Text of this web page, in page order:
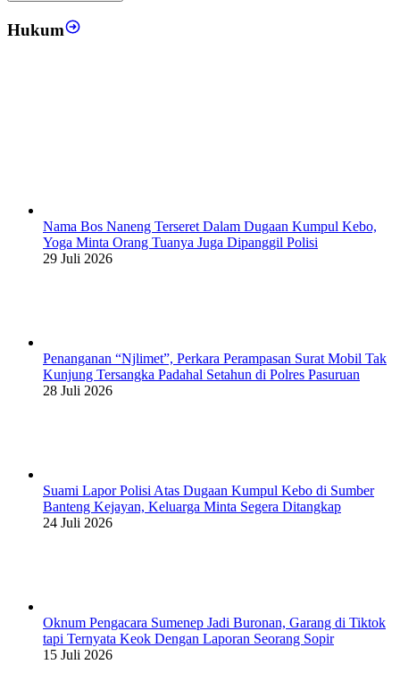
Hukum
Nama Bos Naneng Terseret Dalam Dugaan Kumpul Kebo,
Yoga Minta Orang Tuanya Juga Dipanggil Polisi
29 Juli 2026
Penanganan “Njlimet”, Perkara Perampasan Surat Mobil Tak
Kunjung Tersangka Padahal Setahun di Polres Pasuruan
28 Juli 2026
Suami Lapor Polisi Atas Dugaan Kumpul Kebo di Sumber
Banteng Kejayan, Keluarga Minta Segera Ditangkap
24 Juli 2026
Oknum Pengacara Sumenep Jadi Buronan, Garang di Tiktok
tapi Ternyata Keok Dengan Laporan Seorang Sopir
15 Juli 2026